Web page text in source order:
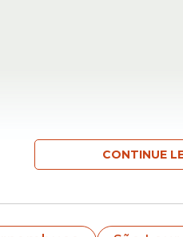
CONTINUE